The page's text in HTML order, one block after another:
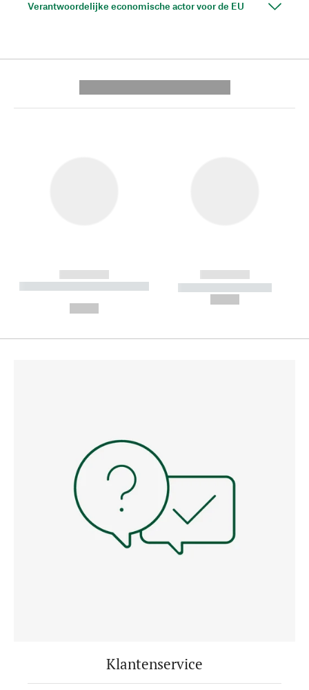
Verantwoordelijke economische actor voor de EU
------------
----------- ----------- --------
------------
----------- -----------
Klantenservice